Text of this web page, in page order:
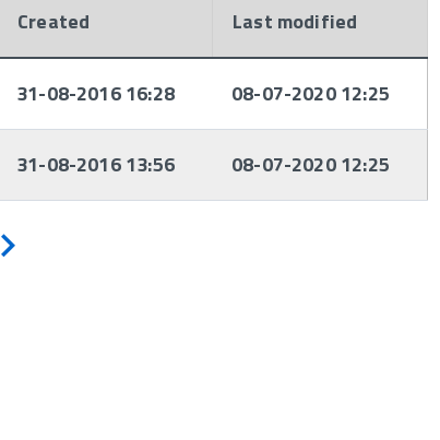
Created Last modified
31-08-2016 16:28 08-07-2020 12:25
31-08-2016 13:56 08-07-2020 12:25
Indietro